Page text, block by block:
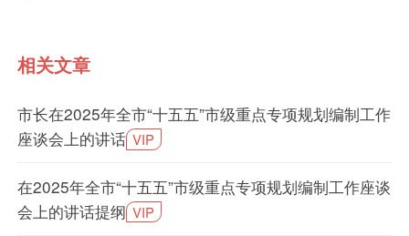
相关文章
市长在2025年全市“十五五”市级重点专项规划编制工作
座谈会上的讲话 VIP
在2025年全市“十五五”市级重点专项规划编制工作座谈
会上的讲话提纲 VIP